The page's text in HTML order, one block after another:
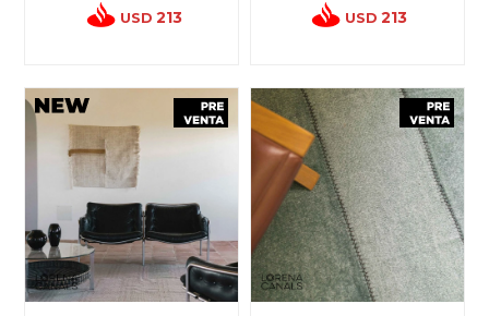
USD 213 USD 213